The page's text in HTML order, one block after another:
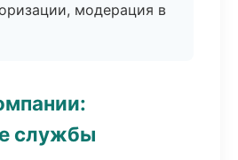
модерация в
службы